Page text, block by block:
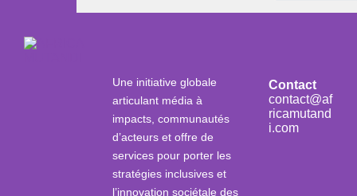
Une initiative globale
articulant média à
impacts, communautés
d’acteurs et offre de
services pour porter les
stratégies inclusives et
l’innovation sociétale des
Contact
contact@af
ricamutand
i.com